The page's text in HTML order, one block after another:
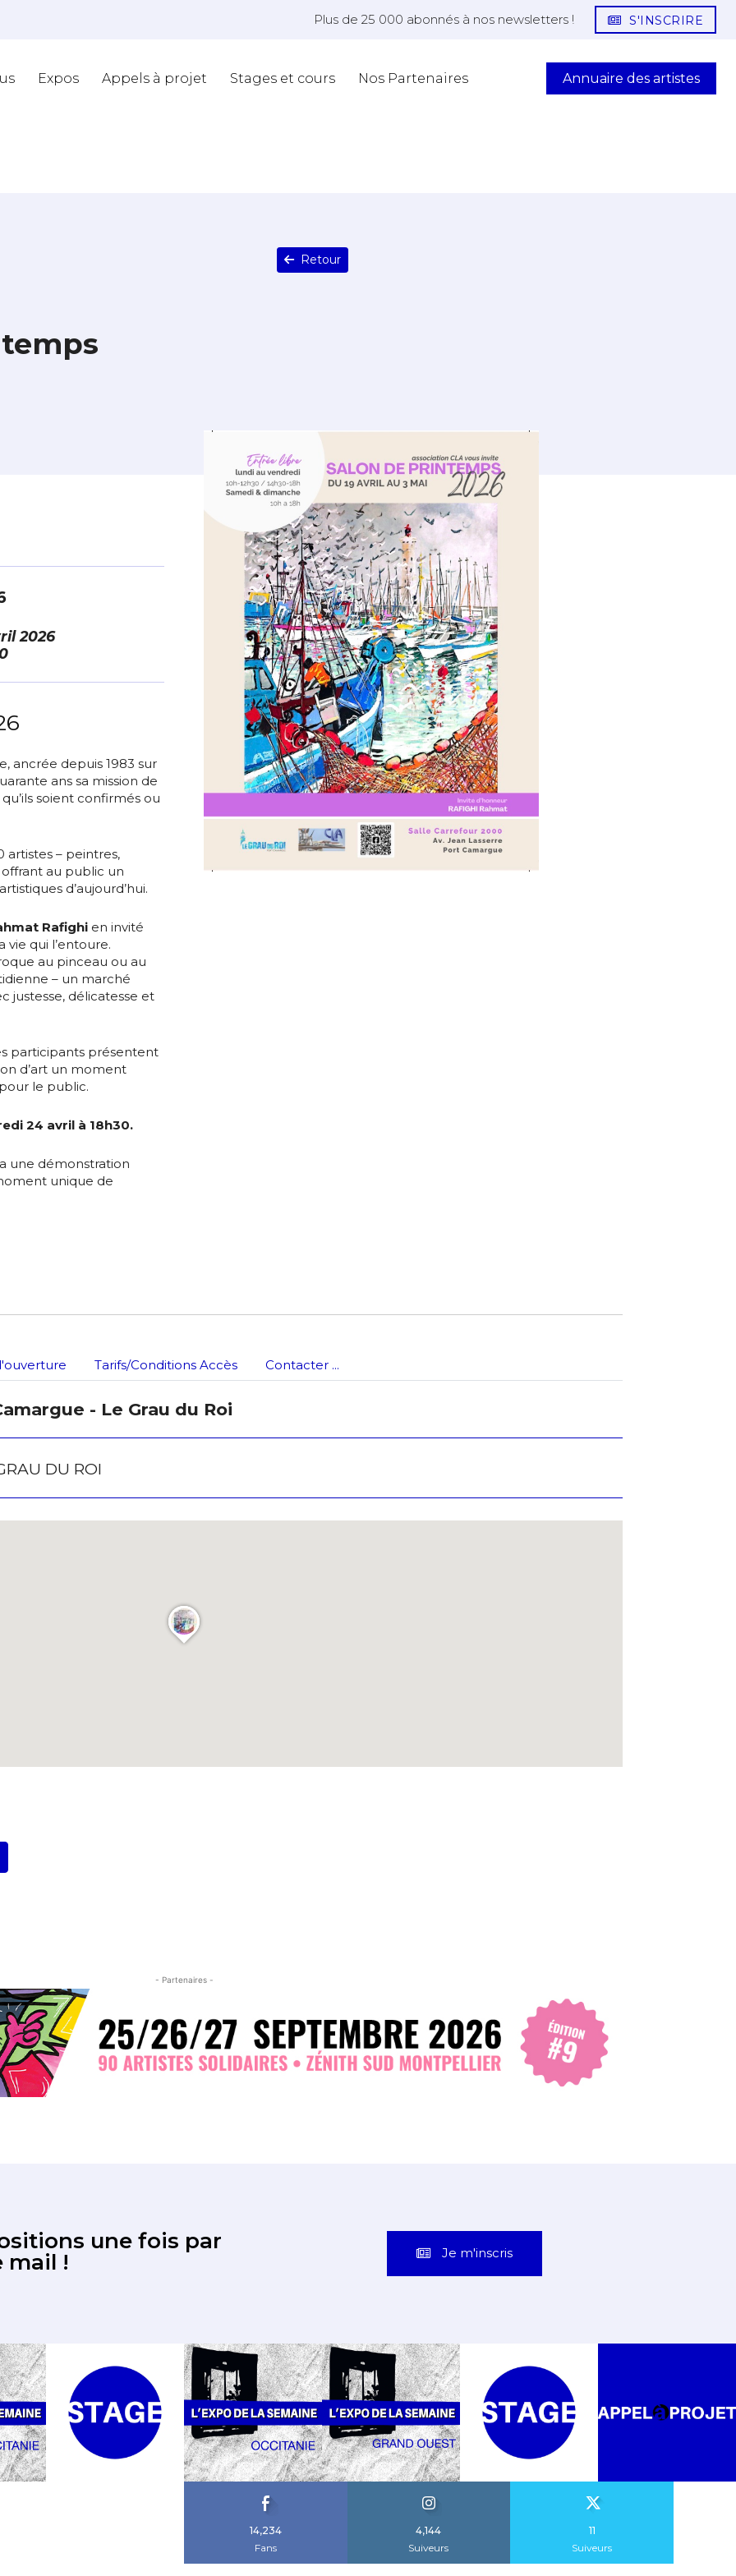
termes et conditions
Plus de 25 000 abonnés à nos newsletters ! S'INSCRIRE
Expos Appels à projet Stages et cours Nos Partenaires Annuaire des artistes
Retour
2026
ancrée depuis 1983 sur
ans sa mission de
soient confirmés ou
artistes – peintres,
au public un
d’aujourd’hui.
Rafighi en invité
vie qui l’entoure.
au pinceau ou au
– un marché
justesse, délicatesse et
participants présentent
d’art un moment
le public.
24 avril à 18h30.
une démonstration
unique de
Tarifs/Conditions Accès Contacter ...
- Le Grau du Roi
DU ROI
- Partenaires -
une fois par
mail !
Je m'inscris
14,234
Fans
4,144
Suiveurs
11
Suiveurs